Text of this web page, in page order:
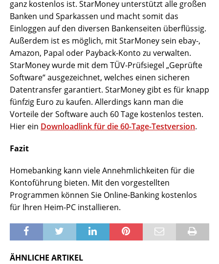
ganz kostenlos ist. StarMoney unterstützt alle großen
Banken und Sparkassen und macht somit das
Einloggen auf den diversen Bankenseiten überflüssig.
Außerdem ist es möglich, mit StarMoney sein ebay-,
Amazon, Papal oder Payback-Konto zu verwalten.
StarMoney wurde mit dem TÜV-Prüfsiegel „Geprüfte
Software“ ausgezeichnet, welches einen sicheren
Datentransfer garantiert. StarMoney gibt es für knapp
fünfzig Euro zu kaufen. Allerdings kann man die
Vorteile der Software auch 60 Tage kostenlos testen.
Hier ein Downloadlink für die 60-Tage-Testversion.
Fazit
Homebanking kann viele Annehmlichkeiten für die
Kontoführung bieten. Mit den vorgestellten
Programmen können Sie Online-Banking kostenlos
für Ihren Heim-PC installieren.
ÄHNLICHE ARTIKEL